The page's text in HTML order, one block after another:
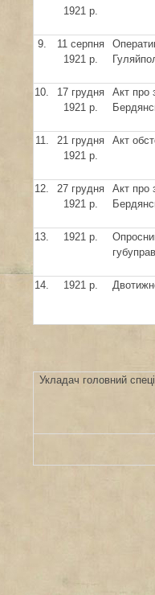
1921 р.
9.
11 серпня
1921 р.
10.
17 грудня
1921 р.
Акт про
11.
21 грудня
1921 р.
Акт
12.
27 грудня
1921 р.
Акт про
13. 1921 р.
14. 1921 р.
Укладач головний